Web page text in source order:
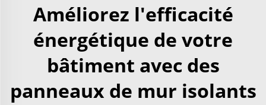
Améliorez l'efficacité
énergétique de votre
bâtiment avec des
panneaux de mur isolants